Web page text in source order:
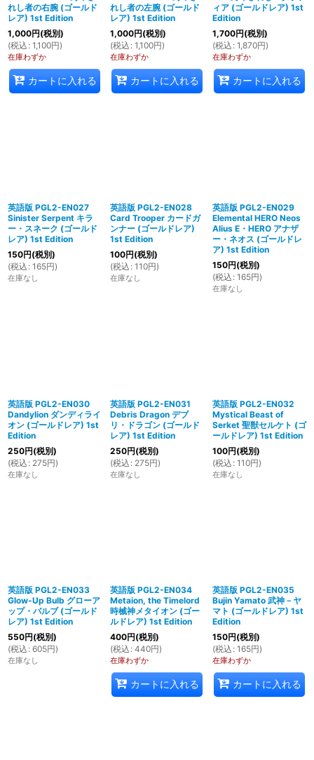
れし者の右腕 (ゴールド
レア) 1st Edition
1,000円(税別)
(税込 : 1,100円)
在庫わずか
カートに入れる
れし者の左腕 (ゴールド
レア) 1st Edition
1,000円(税別)
(税込 : 1,100円)
在庫わずか
カートに入れる
ィア (ゴールドレア) 1st
Edition
1,700円(税別)
(税込 : 1,870円)
在庫わずか
カートに入れる
英語版 PGL2-EN027
Sinister Serpent キラ
ー・スネーク (ゴールド
レア) 1st Edition
150円(税別)
(税込 : 165円)
在庫なし
英語版 PGL2-EN028
Card Trooper カードガ
ンナー (ゴールドレア)
1st Edition
100円(税別)
(税込 : 110円)
在庫なし
英語版 PGL2-EN029
Elemental HERO Neos
Alius E・HERO アナザ
ー・ネオス (ゴールドレ
ア) 1st Edition
150円(税別)
(税込 : 165円)
在庫なし
英語版 PGL2-EN030
Dandylion ダンディライ
オン (ゴールドレア) 1st
Edition
250円(税別)
(税込 : 275円)
在庫なし
英語版 PGL2-EN031
Debris Dragon デブ
リ・ドラゴン (ゴールド
レア) 1st Edition
250円(税別)
(税込 : 275円)
在庫なし
英語版 PGL2-EN032
Mystical Beast of
Serket 聖獣セルケト (ゴ
ールドレア) 1st Edition
100円(税別)
(税込 : 110円)
在庫なし
英語版 PGL2-EN033
Glow-Up Bulb グローア
ップ・バルブ (ゴールド
レア) 1st Edition
550円(税別)
(税込 : 605円)
在庫なし
英語版 PGL2-EN034
Metaion, the Timelord
時械神メタイオン (ゴー
ルドレア) 1st Edition
400円(税別)
(税込 : 440円)
在庫わずか
カートに入れる
英語版 PGL2-EN035
Bujin Yamato 武神－ヤ
マト (ゴールドレア) 1st
Edition
150円(税別)
(税込 : 165円)
在庫わずか
カートに入れる